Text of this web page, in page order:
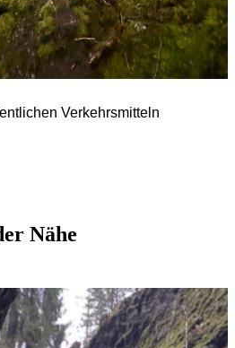
Verkehrsmitteln
Nähe